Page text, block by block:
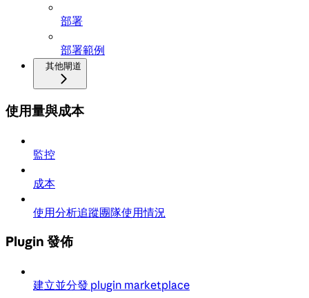
部署
部署範例
其他閘道
使用量與成本
監控
成本
使用分析追蹤團隊使用情況
Plugin 發佈
建立並分發 plugin marketplace